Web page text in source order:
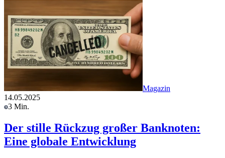
Magazin
14.05.2025
3 Min.
Der stille Rückzug großer Banknoten:
Eine globale Entwicklung